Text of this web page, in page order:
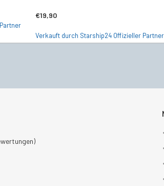
€19,90
Verkauft durch Starship24 Offizieller Partner